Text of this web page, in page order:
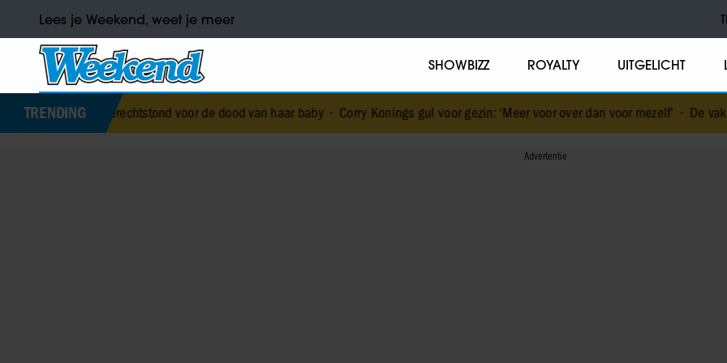
Lees je Weekend, weet je meer
SHOWBIZZ ROYALTY UITGELICHT
TRENDING
terechtstond voor de dood van haar baby•Corry Konings gul voor gezin: ‘Meer voor over dan voor mezelf’• De